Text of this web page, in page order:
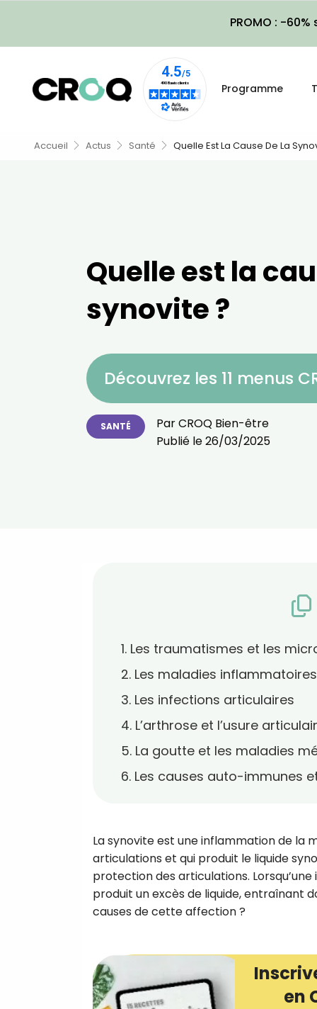
PROMO : -
Programme
Accueil Actus Santé Quelle Est La Cause De La
Quelle est la
synovite ?
Découvrez les 11 menus
SANTÉ ParCROQ Bien-être
Publié le26/03/2025
1. Les traumatismes et les
2. Les maladies
3. Les infections articulaires
4. L’arthrose et l’usure
5. La goutte et les maladies
6. Les causes auto-immunes
La synovite est une inflammation de la
articulations et qui produit le liquide
protection des articulations.
produit un excès de liquide, entraînant
causes de cette affection ?
en